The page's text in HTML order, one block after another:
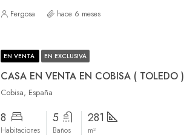
Fergosa
hace 6 meses
EN VENTA EN EXCLUSIVA
CASA EN VENTA EN COBISA ( TOLEDO )
Cobisa, España
8
Habitaciones
5
Baños
281
m²